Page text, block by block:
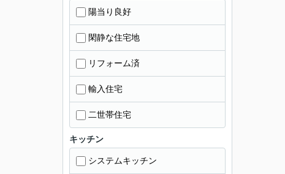
陽当り良好
閑静な住宅地
リフォーム済
輸入住宅
二世帯住宅
キッチン
システムキッチン